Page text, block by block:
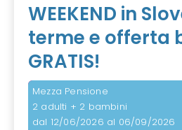
WEEKEND in
terme e offerta
GRATIS!
Mezza Pensione
2 adulti + 2 bambini
dal 12/06/2026 al 06/09/2026